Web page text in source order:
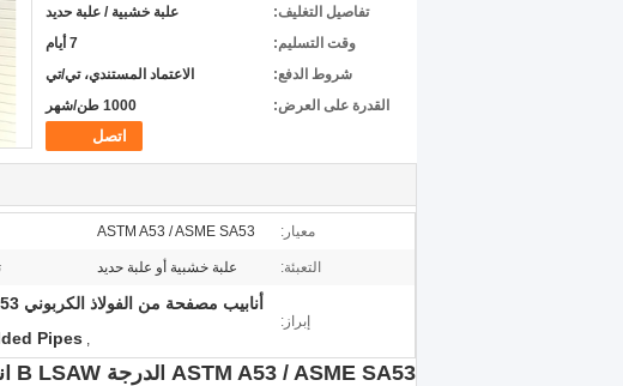
تفاصيل التغليف:
علبة خشبية / علبة حديد
وقت التسليم:
7 أيام
شروط الدفع:
الاعتماد المستندي، تي/تي
القدرة على العرض:
1000 طن/شهر
اتصل
معيار: ASTM A53 / ASME SA53
التعبئة: علبة خشبية أو علبة حديد
إبراز:
,
Pipes
ASTM A53 / ASME SA53 الدرجة B LSAW أنابيب لحام من الفولاذ الكربوني NACE للأنابيب الصناعية